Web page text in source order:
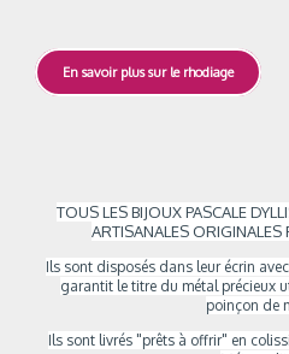
En savoir plus sur le rhodiage
TOUS LES BIJOUX PASCALE
ARTISANALES ORIGINALES
Ils sont disposés dans leur écrin
garantit le titre du métal précieux
poinçon de
Ils sont livrés "prêts à offrir" en